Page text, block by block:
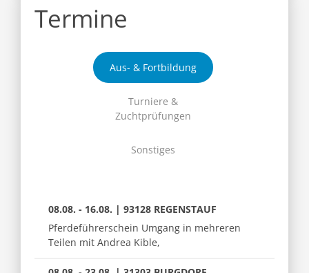
Termine
Aus- & Fortbildung
Turniere &
Zuchtprüfungen
Sonstiges
08.08. - 16.08. | 93128 REGENSTAUF
Pferdeführerschein Umgang in mehreren
Teilen mit Andrea Kible,